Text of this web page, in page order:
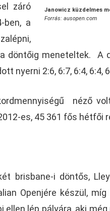
Janowicz küzdelmes
Forrás: ausopen.com
záró
ben, a
döntőig meneteltek. A
nyerni 2:6, 6:7, 6:4, 6:4,
néző
es, 45 361 fős hétfői
brisbane-i döntős,
Openjére készül, míg
lép pályára, aki